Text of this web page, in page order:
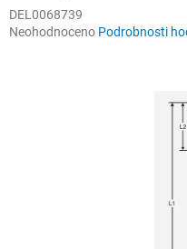
DEL0068739
Průměrné
Neohodnoceno Podrobnosti